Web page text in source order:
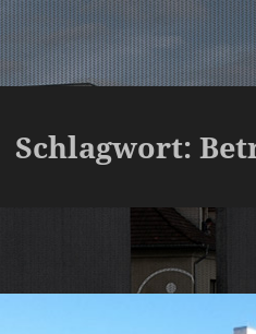
Schlagwort: